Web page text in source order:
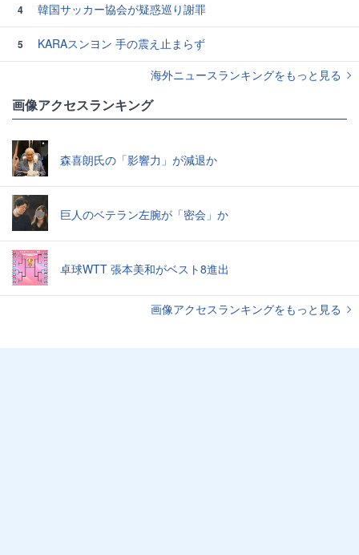
4 韓国サッカー協会が疑惑巡り謝罪
5
KARAスンヨン 手の震え止まらず
海外ニュースランキングをもっと見る
画像アクセスランキング
森喜朗氏の「影響力」が減退か
巨人のベテラン左腕が「密会」か
卓球WTT 張本美和がベスト8進出
画像アクセスランキングをもっと見る